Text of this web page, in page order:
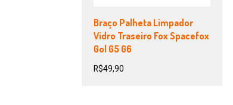
Braço Palheta Limpador
Vidro Traseiro Fox Spacefox
Gol G5 G6
R$49,90